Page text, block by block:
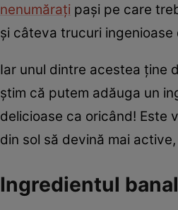
nenumărați pași pe care
și câteva trucuri
Iar unul dintre acestea ține
știm că putem adăuga un
delicioase ca oricând! Este
din sol să devină mai
Ingredientul